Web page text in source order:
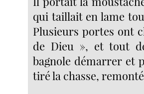
qui taillait en lame
Plusieurs portes ont
de Dieu », et tout
bagnole démarrer et
tiré la chasse,